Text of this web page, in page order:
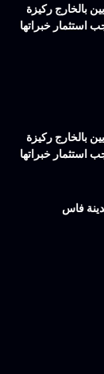
بالخارج ركيزة
استثمار خبراتها
بالخارج ركيزة
استثمار خبراتها
فاس